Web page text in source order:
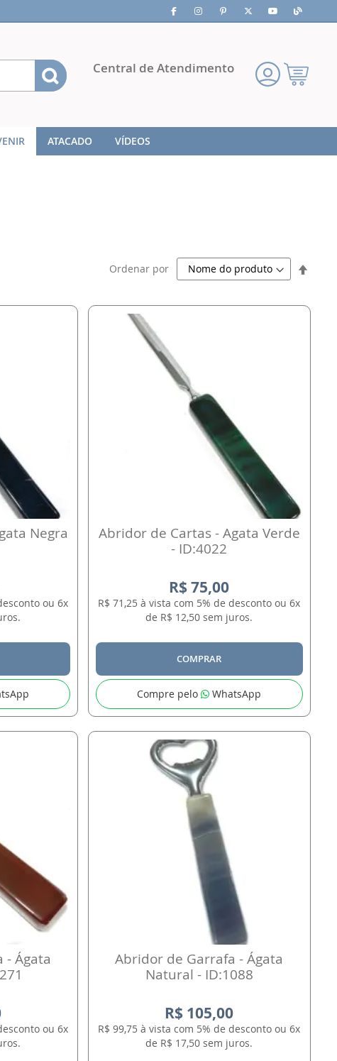
Meu
Carrinho
Central de Atendimento
Pesquisa
ATACADO
VÍDEOS
Ordenar por
Negra
ou 6x
Abridor de Cartas - Agata Verde
- ID:4022
R$ 75,00
R$ 71,25 à vista com 5% de desconto ou 6x
de R$ 12,50 sem juros.
COMPRAR
Compre pelo WhatsApp
Ágata
ou 6x
Abridor de Garrafa - Ágata
Natural - ID:1088
R$ 105,00
R$ 99,75 à vista com 5% de desconto ou 6x
de R$ 17,50 sem juros.